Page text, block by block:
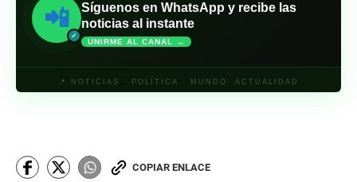
📲
✓
Síguenos en WhatsApp y recibe las
noticias al instante
UNIRME AL CANAL →
📍 NOTICIAS · POLÍTICA · MUNDO· ACTUALIDAD
COPIAR ENLACE